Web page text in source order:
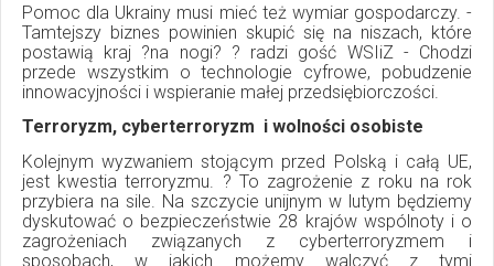
Pomoc dla Ukrainy musi mieć też wymiar gospodarczy. -
Tamtejszy biznes powinien skupić się na niszach, które
postawią kraj ?na nogi? ? radzi gość WSIiZ - Chodzi
przede wszystkim o technologie cyfrowe, pobudzenie
innowacyjności i wspieranie małej przedsiębiorczości.
Terroryzm, cyberterroryzm i wolności osobiste
Kolejnym wyzwaniem stojącym przed Polską i całą UE,
jest kwestia terroryzmu. ? To zagrożenie z roku na rok
przybiera na sile. Na szczycie unijnym w lutym będziemy
dyskutować o bezpieczeństwie 28 krajów wspólnoty i o
zagrożeniach związanych z cyberterroryzmem i
sposobach, w jakich możemy walczyć z tymi